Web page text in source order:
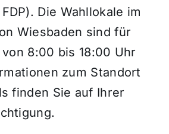
Die Wahllokale im
Wiesbaden sind für
8:00 bis 18:00 Uhr
zum Standort
finden Sie auf Ihrer